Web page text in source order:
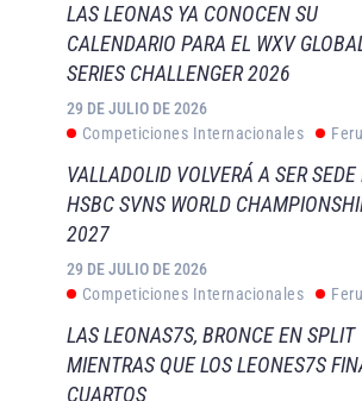
LAS LEONAS YA CONOCEN SU
CALENDARIO PARA EL WXV
SERIES CHALLENGER 2026
29 DE JULIO DE 2026
Competiciones Internacionales
VALLADOLID VOLVERÁ A SER
HSBC SVNS WORLD
2027
29 DE JULIO DE 2026
Competiciones Internacionales
LAS LEONAS7S, BRONCE EN SPLIT
MIENTRAS QUE LOS LEONES7S
CUARTOS